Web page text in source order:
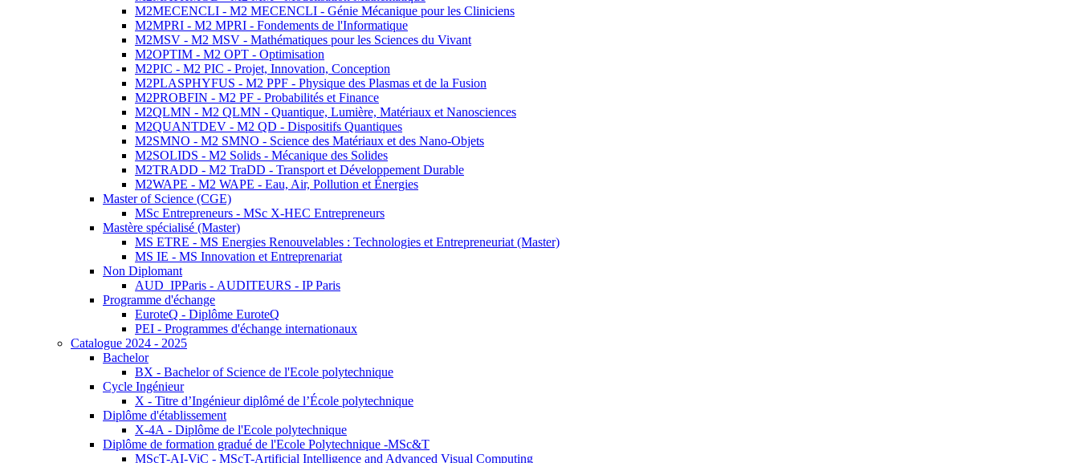
M2MECENCLI - M2 MECENCLI - Génie Mécanique pour les Cliniciens
M2MPRI - M2 MPRI - Fondements de l'Informatique
M2MSV - M2 MSV - Mathématiques pour les Sciences du Vivant
M2OPTIM - M2 OPT - Optimisation
M2PIC - M2 PIC - Projet, Innovation, Conception
M2PLASPHYFUS - M2 PPF - Physique des Plasmas et de la Fusion
M2PROBFIN - M2 PF - Probabilités et Finance
M2QLMN - M2 QLMN - Quantique, Lumière, Matériaux et Nanosciences
M2QUANTDEV - M2 QD - Dispositifs Quantiques
M2SMNO - M2 SMNO - Science des Matériaux et des Nano-Objets
M2SOLIDS - M2 Solids - Mécanique des Solides
M2TRADD - M2 TraDD - Transport et Développement Durable
M2WAPE - M2 WAPE - Eau, Air, Pollution et Énergies
Master of Science (CGE)
MSc Entrepreneurs - MSc X-HEC Entrepreneurs
Mastère spécialisé (Master)
MS ETRE - MS Energies Renouvelables : Technologies et Entrepreneuriat (Master)
MS IE - MS Innovation et Entreprenariat
Non Diplomant
AUD_IPParis - AUDITEURS - IP Paris
Programme d'échange
EuroteQ - Diplôme EuroteQ
PEI - Programmes d'échange internationaux
Catalogue 2024 - 2025
Bachelor
BX - Bachelor of Science de l'Ecole polytechnique
Cycle Ingénieur
X - Titre d’Ingénieur diplômé de l’École polytechnique
Diplôme d'établissement
X-4A - Diplôme de l'Ecole polytechnique
Diplôme de formation gradué de l'Ecole Polytechnique -MSc&T
MScT-AI-ViC - MScT-Artificial Intelligence and Advanced Visual Computing